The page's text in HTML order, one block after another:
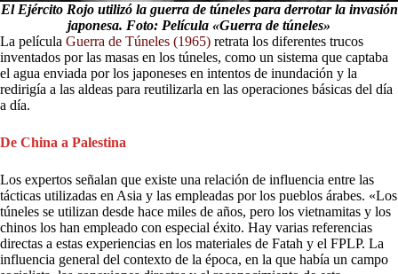
El Ejército Rojo utilizó la guerra de túneles para derrotar la invasión
japonesa. Foto: Película «Guerra de túneles»
La película Guerra de Túneles (1965) retrata los diferentes trucos
inventados por las masas en los túneles, como un sistema que captaba
el agua enviada por los japoneses en intentos de inundación y la
redirigía a las aldeas para reutilizarla en las operaciones básicas del día
a día.
De China a Palestina
Los expertos señalan que existe una relación de influencia entre las
tácticas utilizadas en Asia y las empleadas por los pueblos árabes. «Los
túneles se utilizan desde hace miles de años, pero los vietnamitas y los
chinos los han empleado con especial éxito. Hay varias referencias
directas a estas experiencias en los materiales de Fatah y el FPLP. La
influencia general del contexto de la época, en la que había un campo